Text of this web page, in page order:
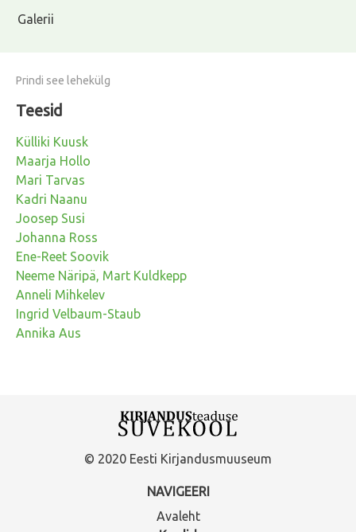
Galerii
Prindi see lehekülg
Teesid
Külliki Kuusk
Maarja Hollo
Mari Tarvas
Kadri Naanu
Joosep Susi
Johanna Ross
Ene-Reet Soovik
Neeme Näripä, Mart Kuldkepp
Anneli Mihkelev
Ingrid Velbaum-Staub
Annika Aus
© 2020 Eesti Kirjandusmuuseum
NAVIGEERI
Avaleht